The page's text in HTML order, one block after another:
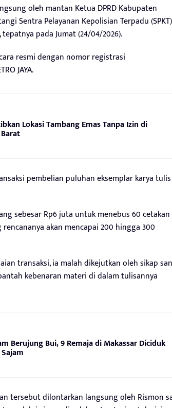
oleh mantan Ketua DPRD Kabupaten
Sentra Pelayanan Kepolisian Terpadu (SPKT)
pada Jumat (24/04/2026).
resmi dengan nomor registrasi
JAYA.
Lokasi Tambang Emas Tanpa Izin di
pembelian puluhan eksemplar karya tulis
sebesar Rp6 juta untuk menebus 60 cetakan
akan mencapai 200 hingga 300
transaksi, ia malah dikejutkan oleh sikap
kebenaran materi di dalam tulisannya
Berujung Bui, 9 Remaja di Makassar Diciduk
tersebut dilontarkan langsung oleh Rismon